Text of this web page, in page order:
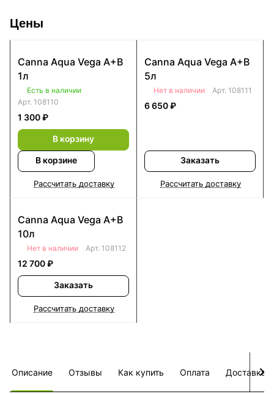
Цены
Canna Aqua Vega A+B
1л
Есть в наличии
Арт. 108110
1 300 ₽
В корзину
В корзине
Рассчитать доставку
Canna Aqua Vega A+B
5л
Нет в наличии Арт. 108111
6 650 ₽
Заказать
Рассчитать доставку
Canna Aqua Vega A+B
10л
Нет в наличии Арт. 108112
12 700 ₽
Заказать
Рассчитать доставку
Описание Отзывы Как купить Оплата Доставка